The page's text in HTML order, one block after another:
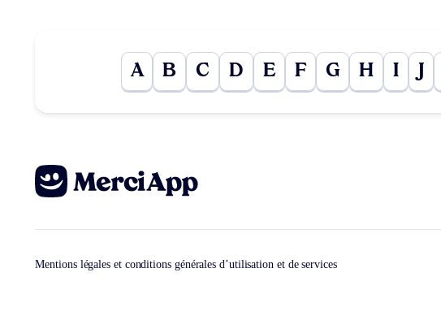
A B C D E F G H I
Mentions légales et conditions générales d’utilisation et de services